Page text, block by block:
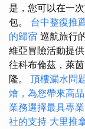
是，您可以在一
包。 台中整復推
的歸宿 巡航旅行
維亞冒險活動提
往科布倫茲，萊
隆。 頂樓漏水問
燴，為您帶來高
業務選擇最具專
社的支持 大里推